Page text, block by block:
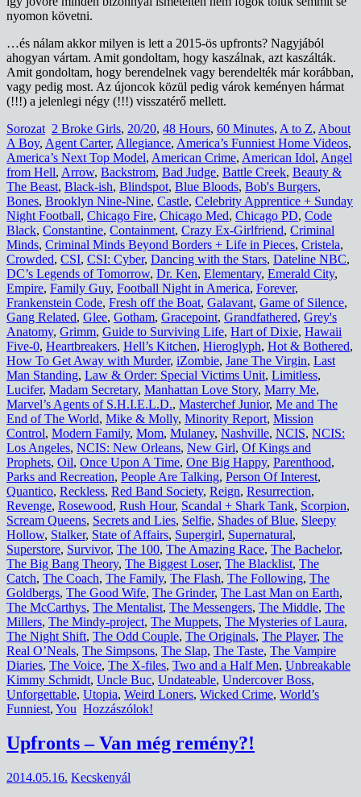
nyomon követni.
…és nálam akkor milyen is lett a 2015-ös upfronts? Nagyjából
ahogyan vártam. Amit gondoltam, hogy kaszálnak, azt kaszálták.
Amit gondoltam, hogy berendelnek vagy berendelték már korábban,
vagy pedig most. Az újoncok közül pedig várok keményen hármat
(!!!) a jelenlegi négy (!!!) visszatérő mellett.
Sorozat 2 Broke Girls, 20/20, 48 Hours, 60 Minutes, A to Z, About
A Boy, Agent Carter, Allegiance, America’s Funniest Home Videos,
America’s Next Top Model, American Crime, American Idol, Angel
from Hell, Arrow, Backstrom, Bad Judge, Battle Creek, Beauty &
The Beast, Black-ish, Blindspot, Blue Bloods, Bob's Burgers,
Bones, Brooklyn Nine-Nine, Castle, Celebrity Apprentice + Sunday
Night Football, Chicago Fire, Chicago Med, Chicago PD, Code
Black, Constantine, Containment, Crazy Ex-Girlfriend, Criminal
Minds, Criminal Minds Beyond Borders + Life in Pieces, Cristela,
Crowded, CSI, CSI: Cyber, Dancing with the Stars, Dateline NBC,
DC’s Legends of Tomorrow, Dr. Ken, Elementary, Emerald City,
Empire, Family Guy, Football Night in America, Forever,
Frankenstein Code, Fresh off the Boat, Galavant, Game of Silence,
Gang Related, Glee, Gotham, Gracepoint, Grandfathered, Grey's
Anatomy, Grimm, Guide to Surviving Life, Hart of Dixie, Hawaii
Five-0, Heartbreakers, Hell’s Kitchen, Hieroglyph, Hot & Bothered,
How To Get Away with Murder, iZombie, Jane The Virgin, Last
Man Standing, Law & Order: Special Victims Unit, Limitless,
Lucifer, Madam Secretary, Manhattan Love Story, Marry Me,
Marvel’s Agents of S.H.I.E.L.D., Masterchef Junior, Me and The
End of The World, Mike & Molly, Minority Report, Mission
Control, Modern Family, Mom, Mulaney, Nashville, NCIS, NCIS:
Los Angeles, NCIS: New Orleans, New Girl, Of Kings and
Prophets, Oil, Once Upon A Time, One Big Happy, Parenthood,
Parks and Recreation, People Are Talking, Person Of Interest,
Quantico, Reckless, Red Band Society, Reign, Resurrection,
Revenge, Rosewood, Rush Hour, Scandal + Shark Tank, Scorpion,
Scream Queens, Secrets and Lies, Selfie, Shades of Blue, Sleepy
Hollow, Stalker, State of Affairs, Supergirl, Supernatural,
Superstore, Survivor, The 100, The Amazing Race, The Bachelor,
The Big Bang Theory, The Biggest Loser, The Blacklist, The
Catch, The Coach, The Family, The Flash, The Following, The
Goldbergs, The Good Wife, The Grinder, The Last Man on Earth,
The McCarthys, The Mentalist, The Messengers, The Middle, The
Millers, The Mindy-project, The Muppets, The Mysteries of Laura,
The Night Shift, The Odd Couple, The Originals, The Player, The
Real O’Neals, The Simpsons, The Slap, The Taste, The Vampire
Diaries, The Voice, The X-files, Two and a Half Men, Unbreakable
Kimmy Schmidt, Uncle Buc, Undateable, Undercover Boss,
Unforgettable, Utopia, Weird Loners, Wicked Crime, World’s
Funniest, You Hozzászólok!
Upfronts – Van még remény?!
2014.05.16. Kecskenyál